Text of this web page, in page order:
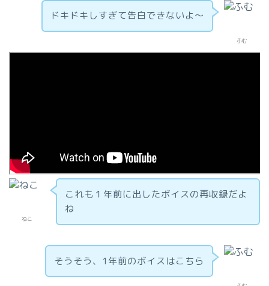
ふむ
ドキドキしすぎて告白できないよ～
ねこ
これも１年前に出したボイスの再収録だよ
ね
そうそう、1年前のボイスはこちら